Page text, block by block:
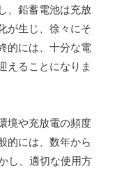
、鉛蓄電池は充放
が生じ、徐々にそ
的には、十分な電
えることになりま
境や充放電の頻度
的には、数年から
し、適切な使用方